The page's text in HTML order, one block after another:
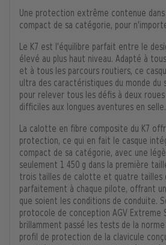
Une protection extrême contenue dans
compact de sa catégorie, pour
Le K7 est l'équilibre parfait entre le
élevé au plus haut niveau. Adapté à
et à tous les parcours routiers, ce
ultra des caractéristiques du monde du
pour relever tous les défis à deux roues
difficiles aux longues aventures en selle.
La calotte en fibre composite du K7
protection, ce qui en fait le casque
compact de sa catégorie, avec une
seulement 1 450 g dans la première
trois tailles de calotte et quatre tailles
parfaitement à chaque pilote, offrant
que soient les conditions de conduite.
protocole de conception AGV Extreme
brillamment passé les tests de la norme
profil de protection de la clavicule